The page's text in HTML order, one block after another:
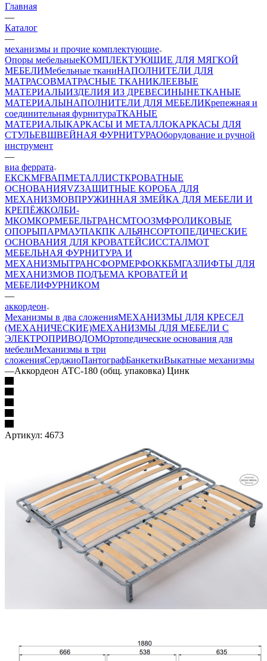
Главная
—
Каталог
—
механизмы и прочие комплектующие
Опоры мебельныеКОМПЛЕКТУЮЩИЕ ДЛЯ МЯГКОЙ
МЕБЕЛИМебельные тканиНАПОЛНИТЕЛИ ДЛЯ
МАТРАСОВМАТРАСНЫЕ ТКАНИКЛЕЕВЫЕ
МАТЕРИАЛЫИЗДЕЛИЯ ИЗ ДРЕВЕСИНЫНЕТКАНЫЕ
МАТЕРИАЛЫНАПОЛНИТЕЛИ ДЛЯ МЕБЕЛИКрепежная и
соединительная фурнитураТКАНЫЕ
МАТЕРИАЛЫКАРКАСЫ И МЕТАЛЛОКАРКАСЫ ДЛЯ
СТУЛЬЕВШВЕЙНАЯ ФУРНИТУРАОборудование и ручной
инструмент
—
виа феррата
ЕКCKMFВАПМЕТАЛЛИСТКРОВАТНЫЕ
ОСНОВАНИЯVZЗАЩИТНЫЕ КОРОБА ДЛЯ
МЕХАНИЗМОВПРУЖИННАЯ ЗМЕЙКА ДЛЯ МЕБЕЛИ И
КРЕПЁЖКОЛБИ-
МКОМКОРМЕБЕЛЬТРАНСMTOОЗМФРОЛИКОВЫЕ
ОПОРЫПАРМАУПАКПК АЛЬЯНСОРТОПЕДИЧЕСКИЕ
ОСНОВАНИЯ ДЛЯ КРОВАТЕЙСИССТАЛМОТ
МЕБЕЛЬНАЯ ФУРНИТУРА И
МЕХАНИЗМЫТРАНСФОРМЕРФОККБМГАЗЛИФТЫ ДЛЯ
МЕХАНИЗМОВ ПОДЪЕМА КРОВАТЕЙ И
МЕБЕЛИФУРНИКОМ
—
аккордеон
Механизмы в два сложенияМЕХАНИЗМЫ ДЛЯ КРЕСЕЛ
(МЕХАНИЧЕСКИЕ)МЕХАНИЗМЫ ДЛЯ МЕБЕЛИ С
ЭЛЕКТРОПРИВОДОМОртопедические основания для
мебелиМеханизмы в три
сложенияСерджиоПантографБанкеткиВыкатные механизмы
—Аккордеон АТС-180 (общ. упаковка) Цинк
Артикул: 4673